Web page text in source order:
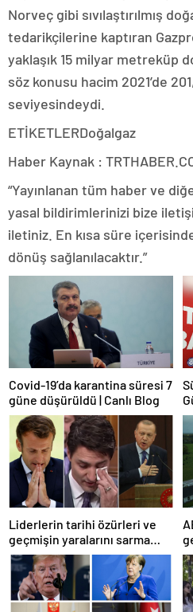
Norveç gibi sıvılaştırılmış
tedarikçilerine kaptıran
yaklaşık 15 milyar metreküp
söz konusu hacim 2021’de
seviyesindeydi.
ETİKETLERDoğalgaz
Haber Kaynak :
“Yayınlanan tüm haber ve
yasal bildirimlerinizi bize
iletiniz. En kısa süre
dönüş sağlanılacaktır.”
Covid-19’da karantina süresi 7
güne düşürüldü | Canlı Blog
Liderlerin tarihi özürleri ve
geçmişin yaralarını sarma
çabaları